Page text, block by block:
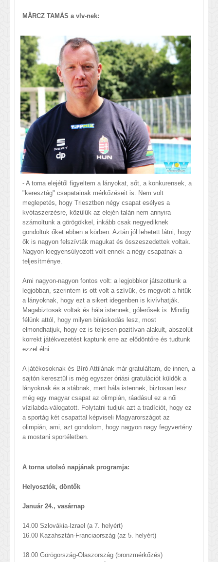
MÄRCZ TAMÁS a vlv-nek:
- A torna elejétől figyeltem a lányokat, sőt, a konkurensek, a
"keresztág" csapatainak mérkőzéseit is. Nem volt
meglepetés, hogy Triesztben négy csapat esélyes a
kvótaszerzésre, közülük az elején talán nem annyira
számoltunk a görögökkel, inkább csak negyediknek
gondoltuk őket ebben a körben. Aztán jól lehetett látni, hogy
ők is nagyon felszívták magukat és összeszedettek voltak.
Nagyon kiegyensúlyozott volt ennek a négy csapatnak a
teljesítménye.
Ami nagyon-nagyon fontos volt: a legjobbkor játszottunk a
legjobban, szerintem is ott volt a szívük, és megvolt a hitük
a lányoknak, hogy ezt a sikert idegenben is kivívhatják.
Magabiztosak voltak és hála istennek, gólerősek is. Mindig
félünk attól, hogy milyen bíráskodás lesz, most
elmondhatjuk, hogy ez is teljesen pozitívan alakult, abszolút
korrekt játékvezetést kaptunk erre az elődöntőre és tudtunk
ezzel élni.
A játékosoknak és Bíró Attilának már gratuláltam, de innen, a
sajtón keresztül is még egyszer óriási gratulációt küldök a
lányoknak és a stábnak, mert hála istennek, biztosan lesz
még egy magyar csapat az olimpián, ráadásul ez a női
vízilabda-válogatott. Folytatni tudjuk azt a tradíciót, hogy ez
a sportág két csapattal képviseli Magyarországot az
olimpián, ami, azt gondolom, hogy nagyon nagy fegyvertény
a mostani sportéletben.
A torna utolsó napjának programja:
Helyosztók, döntők
Január 24., vasárnap
14.00 Szlovákia-Izrael (a 7. helyért)
16.00 Kazahsztán-Franciaország (az 5. helyért)
18.00 Görögország-Olaszország (bronzmérkőzés)